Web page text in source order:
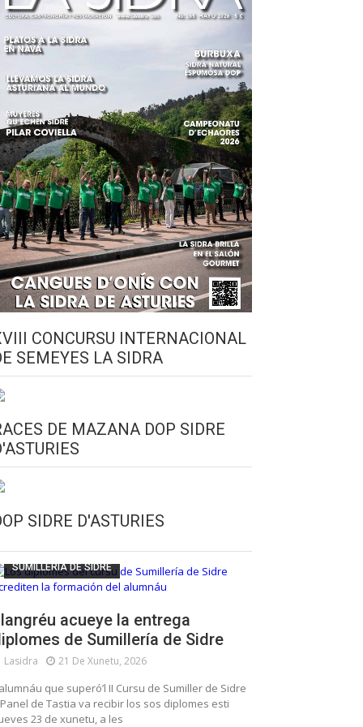
CONCURSU INTERNACIONAL
SEMEYES LA SIDRA
DE MAZANA DOP SIDRE
SIDRE D'ASTURIES
ESCUELA DE SUMILLERÍA DE LA SIDRE
SUMILLERÍA DE SIDRE
acueye la entrega
de Sumillería de Sidre
Lasidra 21 De Xunetu, 2026
que superó’l II Cursu de Sumiller de Sidre
de Tastia va recibir los sos diplomes esti
23 de xunetu, a les